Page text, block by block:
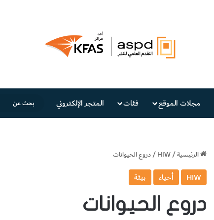
مجلات الموقع فئات المتجر الإلكتروني
الرئيسية/
HIW
/دروع الحيوانات
HIW أحياء بيئة
دروع الحيوانات